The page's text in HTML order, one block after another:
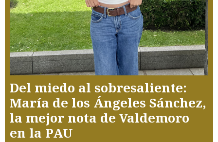
Del miedo al sobresaliente:
María de los Ángeles Sánchez,
la mejor nota de Valdemoro
en la PAU